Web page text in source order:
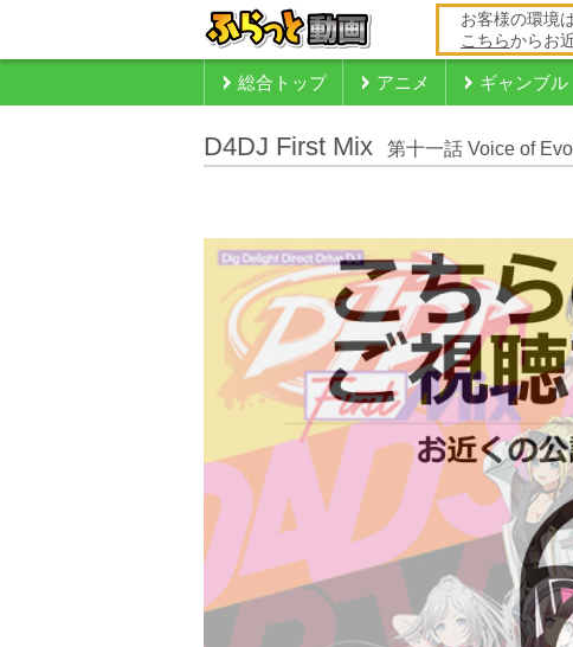
お客様の環境
こちらからお
総合トップ アニメ ギャンブル
D4DJ First Mix 第十一話 Voice of